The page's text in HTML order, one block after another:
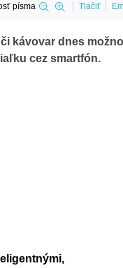
písma Tlačiť
kávovar dnes možno
cez smartfón.